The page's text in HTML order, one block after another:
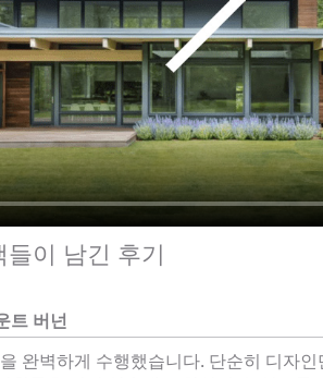
이 남긴 후기
트 버넌
완벽하게 수행했습니다. 단순히 디자